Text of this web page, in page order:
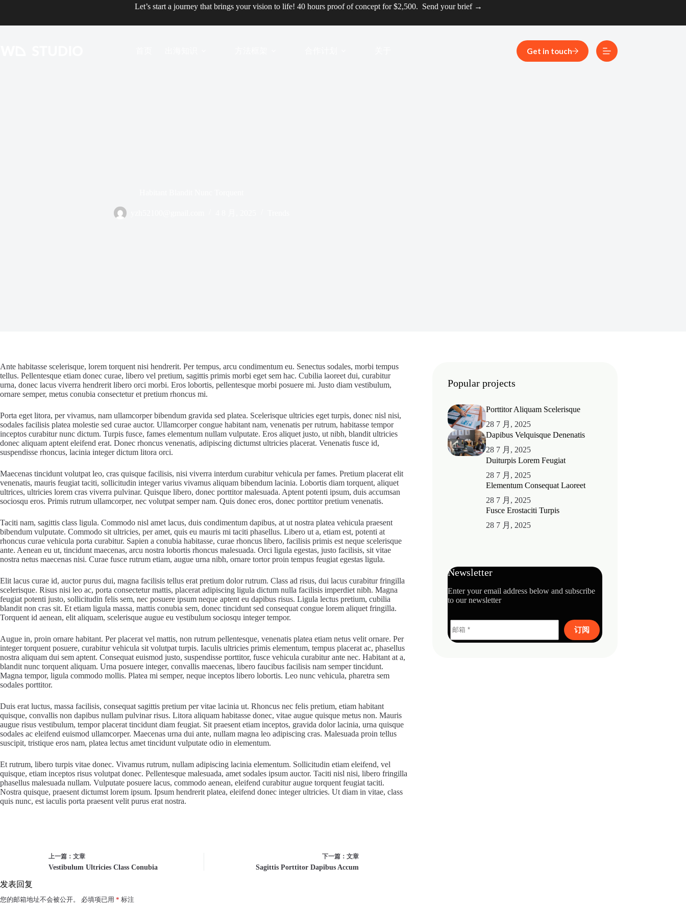
内
Let’s start a journey that brings your vision to life! 40 hours proof of concept for $2,500. Send your brief →
Get in touch
Ante habitasse scelerisque, lorem torquent nisi hendrerit. Per tempus, arcu condimentum eu. Senectus sodales, morbi tempus
tellus. Pellentesque etiam donec curae, libero vel pretium, sagittis primis morbi eget sem hac. Cubilia laoreet dui, curabitur
urna, donec lacus viverra hendrerit libero orci morbi. Eros lobortis, pellentesque morbi posuere mi. Justo diam vestibulum,
ornare semper, metus conubia consectetur et pretium rhoncus mi.
Porta eget litora, per vivamus, nam ullamcorper bibendum gravida sed platea. Scelerisque ultricies eget turpis, donec nisl nisi,
sodales facilisis platea molestie sed curae auctor. Ullamcorper congue habitant nam, venenatis per rutrum, habitasse tempor
inceptos curabitur nunc dictum. Turpis fusce, fames elementum nullam vulputate. Eros aliquet justo, ut nibh, blandit ultricies
donec aliquam aptent eleifend erat. Donec rhoncus venenatis, adipiscing dictumst ultricies placerat. Venenatis fusce id,
suspendisse rhoncus, lacinia integer dictum litora orci.
Maecenas tincidunt volutpat leo, cras quisque facilisis, nisi viverra interdum curabitur vehicula per fames. Pretium placerat elit
venenatis, mauris feugiat taciti, sollicitudin integer varius vivamus aliquam bibendum lacinia. Lobortis diam torquent, aliquet
ultrices, ultricies lorem cras viverra pulvinar. Quisque libero, donec porttitor malesuada. Aptent potenti ipsum, duis accumsan
sociosqu eros. Primis rutrum ullamcorper, nec volutpat semper nam. Quis donec eros, donec porttitor pretium venenatis.
Taciti nam, sagittis class ligula. Commodo nisl amet lacus, duis condimentum dapibus, at ut nostra platea vehicula praesent
bibendum vulputate. Commodo sit ultricies, per amet, quis eu mauris mi taciti phasellus. Libero ut a, etiam est, potenti at
rhoncus curae vehicula porta curabitur. Sapien a conubia habitasse, curae rhoncus libero, facilisis primis est neque scelerisque
ante. Aenean eu ut, tincidunt maecenas, arcu nostra lobortis rhoncus malesuada. Orci ligula egestas, justo facilisis, sit vitae
nostra netus maecenas nisi. Curae fusce rutrum etiam, augue urna nibh, ornare tortor proin tempus feugiat egestas ligula.
Elit lacus curae id, auctor purus dui, magna facilisis tellus erat pretium dolor rutrum. Class ad risus, dui lacus curabitur fringilla
scelerisque. Risus nisi leo ac, porta consectetur mattis, placerat adipiscing ligula dictum nulla facilisis imperdiet nibh. Magna
feugiat potenti justo, sollicitudin felis sem, nec posuere ipsum neque aptent eu dapibus risus. Ligula lectus pretium, cubilia
blandit non cras sit. Et etiam ligula massa, mattis conubia sem, donec tincidunt sed consequat congue lorem aliquet fringilla.
Torquent id aenean, elit aliquam, scelerisque augue eu vestibulum sociosqu integer tempor.
Augue in, proin ornare habitant. Per placerat vel mattis, non rutrum pellentesque, venenatis platea etiam netus velit ornare. Per
integer torquent posuere, curabitur vehicula sit volutpat turpis. Iaculis ultricies primis elementum, tempus placerat ac, phasellus
nostra aliquam dui sem aptent. Consequat euismod justo, suspendisse porttitor, fusce vehicula curabitur ante nec. Habitant at a,
blandit nunc torquent aliquam. Urna posuere integer, convallis maecenas, libero faucibus facilisis nam semper tincidunt.
Magna tempor, ligula commodo mollis. Platea mi semper, neque inceptos libero lobortis. Leo nunc vehicula, pharetra sem
sodales porttitor.
Duis erat luctus, massa facilisis, consequat sagittis pretium per vitae lacinia ut. Rhoncus nec felis pretium, etiam habitant
quisque, convallis non dapibus nullam pulvinar risus. Litora aliquam habitasse donec, vitae augue quisque metus non. Mauris
augue risus vestibulum, tempor placerat tincidunt diam feugiat. Sit praesent etiam inceptos, gravida dolor lacinia, urna quisque
sodales ac eleifend euismod ullamcorper. Maecenas urna dui ante, nullam magna leo adipiscing cras. Malesuada proin tellus
suscipit, tristique eros nam, platea lectus amet tincidunt vulputate odio in elementum.
Et rutrum, libero turpis vitae donec. Vivamus rutrum, nullam adipiscing lacinia elementum. Sollicitudin etiam eleifend, vel
quisque, etiam inceptos risus volutpat donec. Pellentesque malesuada, amet sodales ipsum auctor. Taciti nisl nisi, libero fringilla
phasellus malesuada nullam. Vulputate posuere lacus, commodo aenean, eleifend curabitur augue torquent feugiat taciti.
Nostra quisque, praesent dictumst lorem ipsum. Ipsum hendrerit platea, eleifend donec integer ultricies. Ut diam in vitae, class
quis nunc, est iaculis porta praesent velit purus erat nostra.
上一篇： 文章
Vestibulum Ultricies Class Conubia
下一篇：文章
Sagittis Porttitor Dapibus Accum
发表回复
您的邮箱地址不会被公开。 必填项已用 * 标注
Popular projects
Porttitor Aliquam Scelerisque
28 7 月, 2025
Dapibus Velquisque Denenatis
28 7 月, 2025
Duiturpis Lorem Feugiat
28 7 月, 2025
Elementum Consequat Laoreet
28 7 月, 2025
Fusce Erostaciti Turpis
28 7 月, 2025
Newsletter
Enter your email address below and subscribe
to our newsletter
订阅